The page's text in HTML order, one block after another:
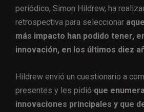
periódico, Simon Hildrew, ha
retrospectiva para seleccionar
más impacto han podido tener,
innovación, en los últimos diez
Hildrew envió un cuestionario a
presentes y les pidió que
innovaciones principales y que